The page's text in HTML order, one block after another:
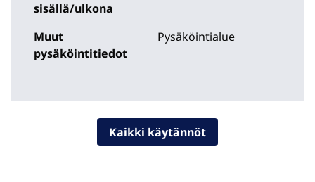
sisällä/ulkona
Muut
pysäköintitiedot
Pysäköintialue
Kaikki käytännöt